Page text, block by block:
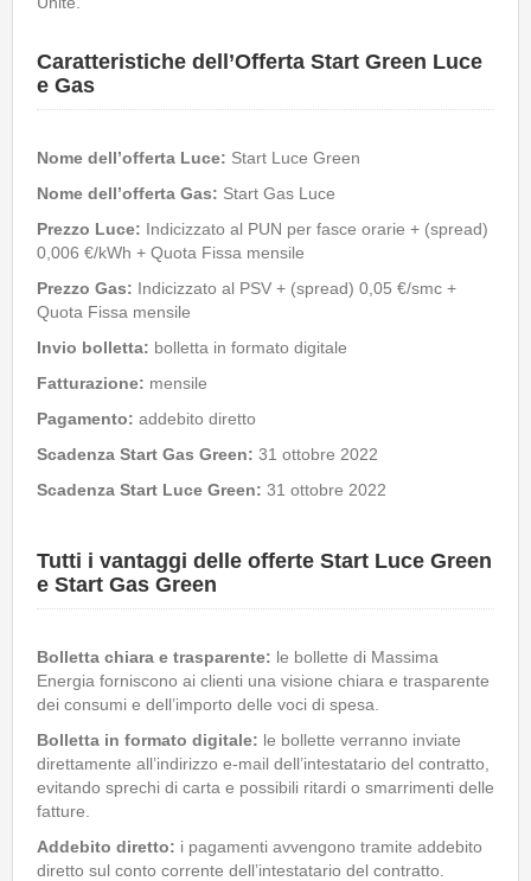
Caratteristiche dell’Offerta Start Green Luce
e Gas
Nome dell’offerta Luce: Start Luce Green
Nome dell’offerta Gas: Start Gas Luce
Prezzo Luce: Indicizzato al PUN per fasce orarie + (spread)
0,006 €/kWh + Quota Fissa mensile
Prezzo Gas: Indicizzato al PSV + (spread) 0,05 €/smc +
Quota Fissa mensile
Invio bolletta: bolletta in formato digitale
Fatturazione: mensile
Pagamento: addebito diretto
Scadenza Start Gas Green: 31 ottobre 2022
Scadenza Start Luce Green: 31 ottobre 2022
Tutti i vantaggi delle offerte Start Luce Green
e Start Gas Green
Bolletta chiara e trasparente: le bollette di Massima
Energia forniscono ai clienti una visione chiara e trasparente
dei consumi e dell’importo delle voci di spesa.
Bolletta in formato digitale: le bollette verranno inviate
direttamente all’indirizzo e-mail dell’intestatario del contratto,
evitando sprechi di carta e possibili ritardi o smarrimenti delle
fatture.
Addebito diretto: i pagamenti avvengono tramite addebito
diretto sul conto corrente dell’intestatario del contratto.